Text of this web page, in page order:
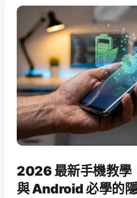
2026 最新手機教學
與 Android 必學的